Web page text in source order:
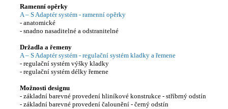
Ramenní opěrky
A – S Adaptér systém - ramenní opěrky
- anatomické
- snadno nasaditelné a odstranitelné
Držadla a řemeny
A – S Adaptér systém - regulační systém kladky a řemene
- regulační systém výšky kladky
- regulační systém délky řemene
Možnosti designu
- základní barevné provedení hliníkové konstrukce - stříbrný odstín
- základní barevné provedení čalounění - černý odstín